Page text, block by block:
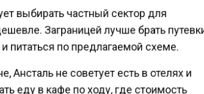
выбирать частный сектор для
Заграницей лучше брать
питаться по предлагаемой схеме.
Ансталь не советует есть в отелях и